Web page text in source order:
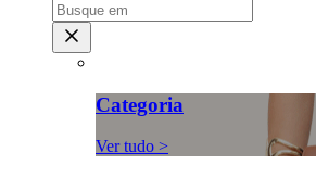
Categoria
Ver tudo >